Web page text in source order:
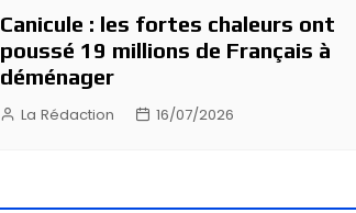
Canicule : les fortes chaleurs ont
poussé 19 millions de Français à
déménager
La Rédaction 16/07/2026